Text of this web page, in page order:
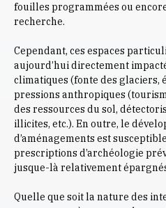
fouilles programmées ou
recherche.
Cependant, ces espaces
aujourd’hui directement
climatiques (fonte des glaciers,
pressions anthropiques
des ressources du sol,
illicites, etc.). En outre, le
d’aménagements est
prescriptions d’archéologie
jusque-là relativement
Quelle que soit la nature des